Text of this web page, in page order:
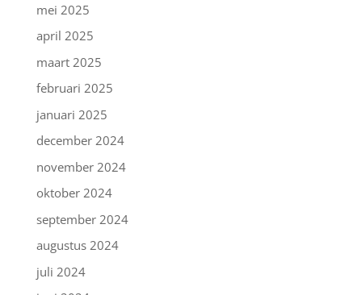
mei 2025
april 2025
maart 2025
februari 2025
januari 2025
december 2024
november 2024
oktober 2024
september 2024
augustus 2024
juli 2024